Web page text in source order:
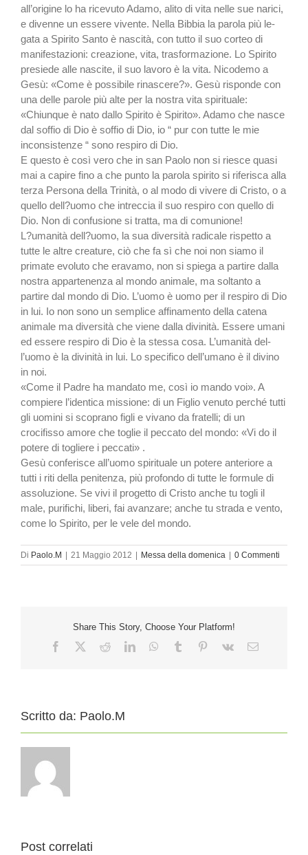
all’origine lo ha ricevuto A­damo, alito di vita nelle sue na­rici,
e divenne un essere viven­te. Nella Bibbia la parola più le­
gata a Spirito Santo è nascità, con tutto il suo corteo di
mani­festazioni: creazione, vita, tra­sformazione. Lo Spirito
presiede alle nascite, il suo lavoro è la vi­ta. Nicodemo a
Gesù: «Come è possibile rinascere?». Gesù ri­sponde con
una delle parole più alte per la nostra vita spirituale:
«Chiunque è nato dallo Spirito è Spirito». Adamo che nasce
dal soffio di Dio è soffio di Dio, io “ pur con tutte le mie
inconsi­stenze “ sono respiro di Dio.
E questo è così vero che in san Paolo non si riesce quasi
mai a capire fino a che punto la paro­la spirito si riferisca alla
terza Persona della Trinità, o al modo di vivere di Cristo, o a
quello del­l?uomo che intreccia il suo re­spiro con quello di
Dio. Non di confusione si tratta, ma di co­munione!
L?umanità dell?uomo, la sua di­versità radicale rispetto a
tutte le altre creature, ciò che fa sì che noi non siamo il
primate evolu­to che eravamo, non si spiega a partire dalla
nostra apparte­nenza al mondo animale, ma soltanto a
partire dal mondo di Dio. L’uomo è uomo per il re­spiro di Dio
in lui. Io non sono un semplice affinamento della catena
animale ma diversità che viene dalla divinità. Essere u­mani
ed essere respiro di Dio è la stessa cosa. L’umanità del­
l’uomo è la divinità in lui. Lo specifico dell’umano è il divino
in noi.
«Come il Padre ha mandato me, così io mando voi». A
compiere l’identica missione: di un Figlio venuto perché tutti
gli uomini si scoprano figli e vivano da fratel­li; di un
crocifisso amore che to­glie il peccato del mondo: «Vi do il
potere di togliere i peccati» .
Gesù conferisce all’uomo spiri­tuale un potere anteriore a
tutti i riti della penitenza, più profon­do di tutte le formule di
assolu­zione. Se vivi il progetto di Cri­sto anche tu togli il
male, puri­fichi, liberi, fai avanzare; anche tu strada e vento,
come lo Spiri­to, per le vele del mondo.
Di Paolo.M 21 Maggio 2012 Messa della domenica 0 Commenti
Share This Story, Choose Your Platform!
Facebook RedditLinkedInWhatsApp
Tumblr Pinterest
Vk Email
Scritto da: Paolo.M
Post correlati